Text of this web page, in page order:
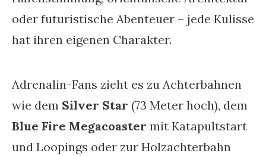
oder futuristische Abenteuer – jede Kulisse
hat ihren eigenen Charakter.
Adrenalin-Fans zieht es zu Achterbahnen
wie dem Silver Star (73 Meter hoch), dem
Blue Fire Megacoaster mit Katapultstart
und Loopings oder zur Holzachterbahn